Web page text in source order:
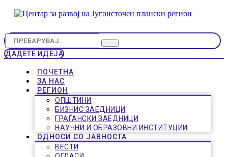
ДАДЕТЕ ИДЕЈА
ПОЧЕТНА
ЗА НАС
РЕГИОН
ОПШТИНИ
БИЗНИС ЗАЕДНИЦИ
ГРАЃАНСКИ ЗАЕДНИЦИ
НАУЧНИ И ОБРАЗОВНИ ИНСТИТУЦИИ
ОДНОСИ СО ЈАВНОСТА
ВЕСТИ